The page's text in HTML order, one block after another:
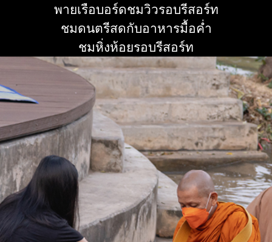
อ่านเพิ่ม
พายเรือบอร์ดชมวิวรอบรีสอร์ท
อ่านเพิ่ม
ชมดนตรีสดกับอาหารมื้อค่ำ
อ่านเพิ่ม
ชมหิ่งห้อยรอบรีสอร์ท
อ่านเพิ่ม